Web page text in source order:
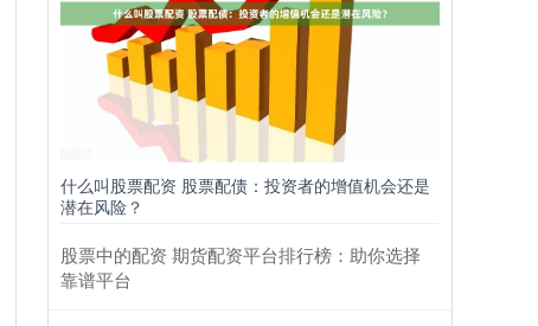
什么叫股票配资 股票配债：投资者的增值机会还是
潜在风险？
股票中的配资 期货配资平台排行榜：助你选择
靠谱平台